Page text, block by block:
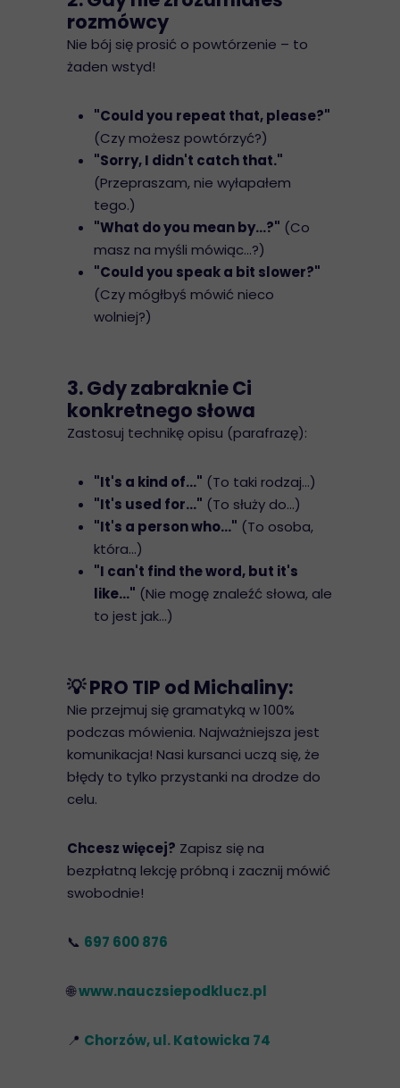
rozmówcy
Nie bój się prosić o powtórzenie – to
żaden wstyd!
"Could you repeat that, please?"
(Czy możesz powtórzyć?)
"Sorry, I didn't catch that."
(Przepraszam, nie wyłapałem
tego.)
"What do you mean by...?" (Co
masz na myśli mówiąc...?)
"Could you speak a bit slower?"
(Czy mógłbyś mówić nieco
wolniej?)
3. Gdy zabraknie Ci
konkretnego słowa
Zastosuj technikę opisu (parafrazę):
"It's a kind of..." (To taki rodzaj...)
"It's used for..." (To służy do...)
"It's a person who..." (To osoba,
która...)
"I can't find the word, but it's
like..." (Nie mogę znaleźć słowa, ale
to jest jak...)
💡 PRO TIP od Michaliny:
Nie przejmuj się gramatyką w 100%
podczas mówienia. Najważniejsza jest
komunikacja! Nasi kursanci uczą się, że
błędy to tylko przystanki na drodze do
celu.
Chcesz więcej? Zapisz się na
bezpłatną lekcję próbną i zacznij mówić
swobodnie!
📞 697 600 876
🌐www.nauczsiepodklucz.pl
📍 Chorzów, ul. Katowicka 74